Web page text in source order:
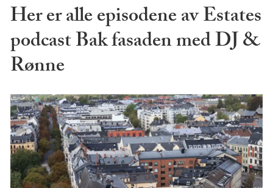
Her er alle episodene av Estates
podcast Bak fasaden med DJ &
Rønne